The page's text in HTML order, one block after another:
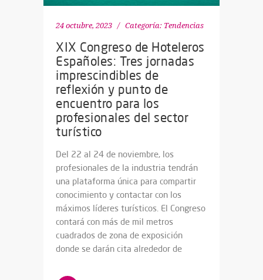
24 octubre, 2023 Categoría: Tendencias
XIX Congreso de Hoteleros
Españoles: Tres jornadas
imprescindibles de
reflexión y punto de
encuentro para los
profesionales del sector
turístico
Del 22 al 24 de noviembre, los
profesionales de la industria tendrán
una plataforma única para compartir
conocimiento y contactar con los
máximos líderes turísticos. El Congreso
contará con más de mil metros
cuadrados de zona de exposición
donde se darán cita alrededor de